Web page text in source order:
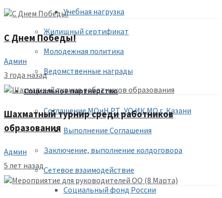
Учебная нагрузка
Жилищный сертификат
Молодежная политика
Ведомственные награды
Социальное партнерство
Соглашение МОиН РТ, УО ИК МО г. Казани
Выполнение Соглашения
Заключение, выполнение колдоговора
Сетевое взаимодействие
Социальный фонд России
С Днем Победы!
Админ
3 года назад
Шахматный турнир среди работников
образования
Админ
5 лет назад